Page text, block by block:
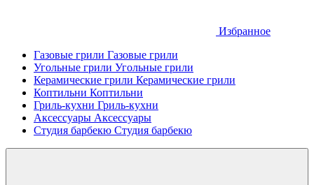
Избранное
Газовые грили Газовые грили
Угольные грили Угольные грили
Керамические грили Керамические грили
Коптильни Коптильни
Гриль-кухни Гриль-кухни
Аксессуары Аксессуары
Студия барбекю Студия барбекю